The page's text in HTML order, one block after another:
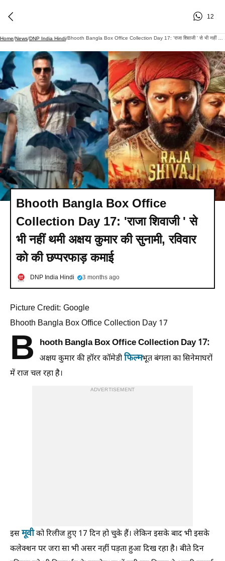
12
Home/News/DNP India Hindi/
Bhooth Bangla Box Office
Collection Day 17: 'राजा शिवाजी ' से
भी नहीं थमी अक्षय कुमार की सुनामी, रविवार
को की छप्परफाड़ कमाई
DNP India Hindi 3 months ago
Picture Credit: Google
Bhooth Bangla Box Office Collection Day 17
B hooth Bangla Box Office Collection Day 17:
अक्षय कुमार की हॉरर कॉमेडीफिल्मभूत बंगला का सिनेमाघरों
में राज चल रहा है।
ADVERTISEMENT
इसमूवीको रिलीज हुए 17 दिन हो चुके हैं। लेकिन इसके बाद भी इसके
कलेक्शन पर जरा सा भी असर नहीं पड़ता हुआ दिख रहा है। बीते दिन